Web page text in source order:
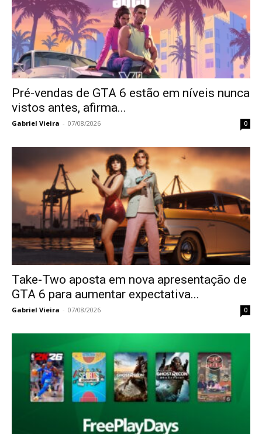
Pré-vendas de GTA 6 estão em níveis nunca
vistos antes, afirma...
Gabriel Vieira - 07/08/2026 0
Take-Two aposta em nova apresentação de
GTA 6 para aumentar expectativa...
Gabriel Vieira - 07/08/2026 0